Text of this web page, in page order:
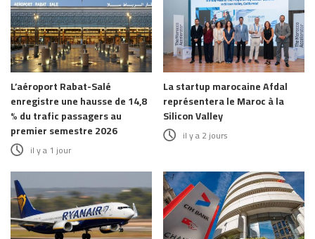
L’aéroport Rabat-Salé
enregistre une hausse de 14,8
% du trafic passagers au
premier semestre 2026
il y a 1 jour
La startup marocaine Afdal
représentera le Maroc à la
Silicon Valley
il y a 2 jours